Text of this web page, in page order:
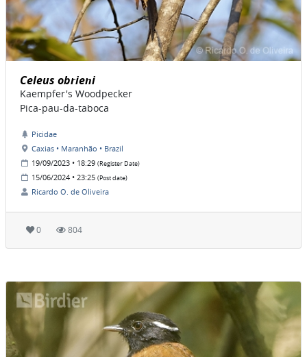
Celeus obrieni
Kaempfer's Woodpecker
Pica-pau-da-taboca
Picidae
Caxias • Maranhão • Brazil
19/09/2023 • 18:29 (Register Date)
15/06/2024 • 23:25 (Post date)
Ricardo O. de Oliveira
0 804